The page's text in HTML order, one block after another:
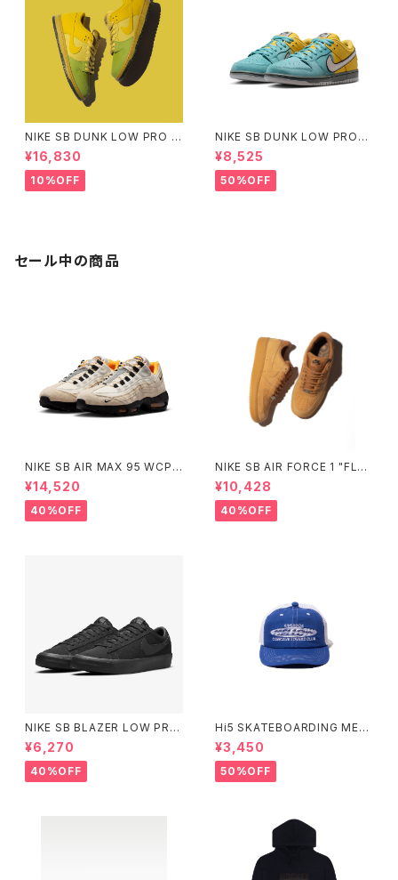
NIKE SB DUNK LOW PRO W
C SAFFRON QUARTZ ナイキ
エスビー ダンク ロー プロ サフ
ラン クォーツ
¥16,830
10%OFF
NIKE SB DUNK LOW PRO
"MUNI" Small Size
¥8,525
50%OFF
セール中の商品
NIKE SB AIR MAX 95 WCP
ナイキエスビー エアマックス フ
ットボールコレクション Small
Size
¥14,520
40%OFF
NIKE SB AIR FORCE 1 "FLA
X" ナイキ エスビー エアフォー
スワン フラックス ウィート HM8
517-200 Small Size
¥10,428
40%OFF
NIKE SB BLAZER LOW PRO
GT BLACK/BLACK ナイキエ
スビー ブレーザー ロー ブラッ
ク
¥6,270
40%OFF
Hi5 SKATEBOARDING MELL
OW CONCAVE LOVERS CL
UB CAP
¥3,450
50%OFF